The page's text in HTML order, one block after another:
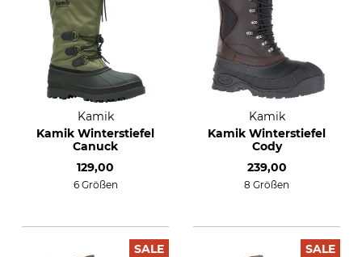
Kamik
Kamik Winterstiefel
Canuck
129,00
6 Größen
Kamik
Kamik Winterstiefel
Cody
239,00
8 Größen
SALE SALE